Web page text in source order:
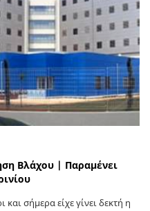
Βλάχου | Παραμένει
σήμερα είχε γίνει δεκτή η